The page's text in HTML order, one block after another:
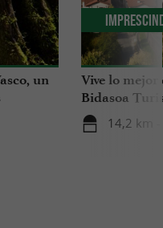
un
Vive lo mejor
Bidasoa
14,2 km -